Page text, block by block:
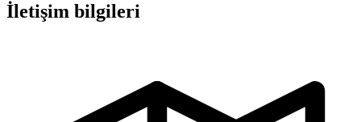
İletişim bilgileri